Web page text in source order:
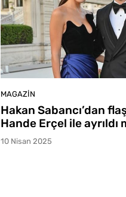
MAGAZIN
Hakan Sabancı’dan
Hande Erçel ile ayrıldı
10 Nisan 2025